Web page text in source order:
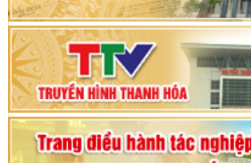
Thanh Hóa khóa XVIII, nhiệm kỳ
Bế mạc Kỳ họp thứ hai bốn, Hội
tỉnh khoá XVIII